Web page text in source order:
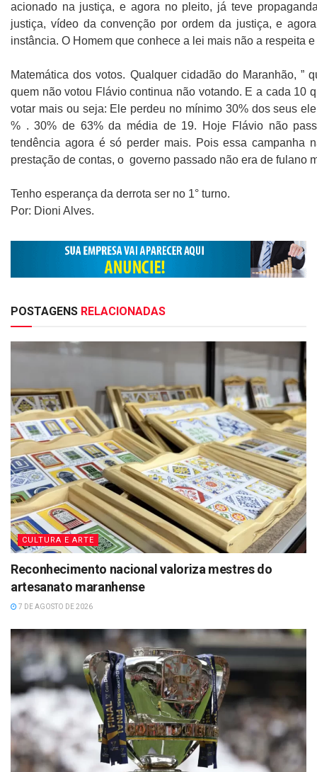
acionado na justiça, e agora no pleito, já teve
justiça, vídeo da convenção por ordem da justiça, e
instância. O Homem que conhece a lei mais não a respeita
Matemática dos votos. Qualquer cidadão do Maranhão, ”
quem não votou Flávio continua não votando. E a cada 10
votar mais ou seja: Ele perdeu no mínimo 30% dos seus
% . 30% de 63% da média de 19. Hoje Flávio não
tendência agora é só perder mais. Pois essa campanha
prestação de contas, o governo passado não era de fulano
Tenho esperança da derrota ser no 1° turno.
Por: Dioni Alves.
POSTAGENS RELACIONADAS
CULTURA E ARTE
Reconhecimento nacional valoriza mestres do
artesanato maranhense
7 DE AGOSTO DE 2026